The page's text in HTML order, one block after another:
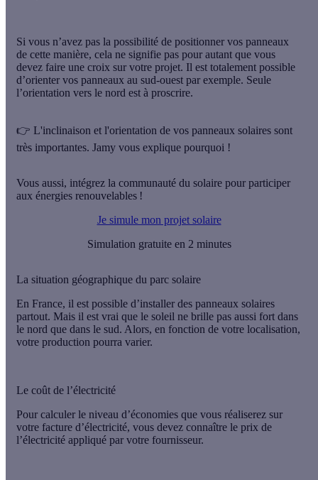
Si vous n’avez pas la possibilité de positionner vos panneaux
de cette manière, cela ne signifie pas pour autant que vous
devez faire une croix sur votre projet. Il est totalement possible
d’orienter vos panneaux au sud-ouest par exemple. Seule
l’orientation vers le nord est à proscrire.
👉 L'inclinaison et l'orientation de vos panneaux solaires sont
très importantes. Jamy vous explique pourquoi !
Vous aussi, intégrez la communauté du solaire pour participer
aux énergies renouvelables !
Je simule mon projet solaire
Simulation gratuite en 2 minutes
La situation géographique du parc solaire
En France, il est possible d’installer des panneaux solaires
partout. Mais il est vrai que le soleil ne brille pas aussi fort dans
le nord que dans le sud. Alors, en fonction de votre localisation,
votre production pourra varier.
Le coût de l’électricité
Pour calculer le niveau d’économies que vous réaliserez sur
votre facture d’électricité, vous devez connaître le prix de
l’électricité appliqué par votre fournisseur.